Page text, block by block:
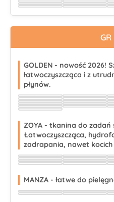
Wybierz Wybierz
Wybierz Wybierz
Wybierz Wybierz
Wybierz Wybierz
GOLDEN - nowość 2026!
łatwoczyszcząca i z
płynów.
Wybierz Wybierz
Wybierz Wybierz
Wybierz Wybierz
Wybierz Wybierz
Wybierz
ZOYA - tkanina do zadań
Łatwoczyszcząca,
zadrapania, nawet
Wybierz Wybierz
Wybierz Wybierz
Wybierz Wybierz
MANZA - łatwe do
Wybierz Wybierz